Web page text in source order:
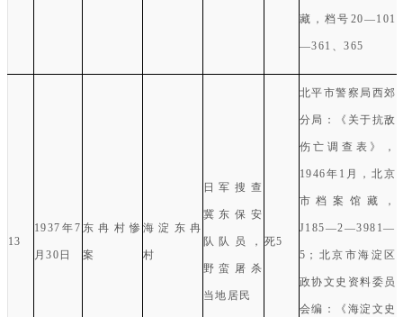
藏， 档号 20—101
—361 、 365
13
1937 年7
月 30 日
东冉村惨
案
海淀东冉
村
日军搜查
冀东保安
队队员，
野蛮屠杀
当地居民
死5
北平市警察局西郊
分局：《关于抗敌
伤亡调查表》，
1946年 1 月， 北京
市档案馆藏，
J185—2—3981—
5 ；北京市海淀区
政协文史资料委员
会编：《海淀文史